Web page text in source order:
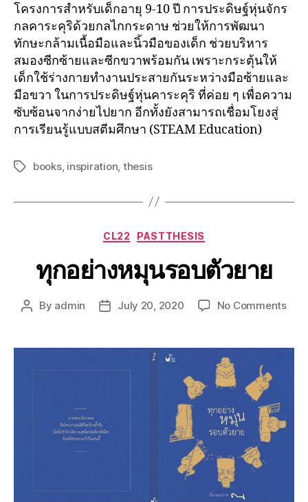
โครงการสำหรับเด็กอายุ 9-10 ปี การประดิษฐ์หุ่นจักร
กลคาระคุริด้วยกลไกกระดาษ ช่วยให้การพัฒนา
ทักษะกล้ามเนื้อมือและนิ้วมือของเด็ก ช่วยบริหาร
สมองซีกซ้ายและซีกขวาพร้อมกัน เพราะกระตุ้นให้
เด็กใช้ร่างกายทำงานประสายกันระหว่างมือซ้ายและ
มือขวา ในการประดิษฐ์หุ่นคาระคุริ ที่ค่อย ๆ เพื่อความ
ซับซ้อนจากง่ายไปยาก อีกทั้งยังสามารถเชื่อมโยงสู่
การเรียนรู้แบบสตีมศึกษา (STEAM Education)
books, inspiration, thesis
CL22 PASTTHESIS
ทุกอย่างหมุนรอบตัวยาย
By admin July 20, 2020 No Comments